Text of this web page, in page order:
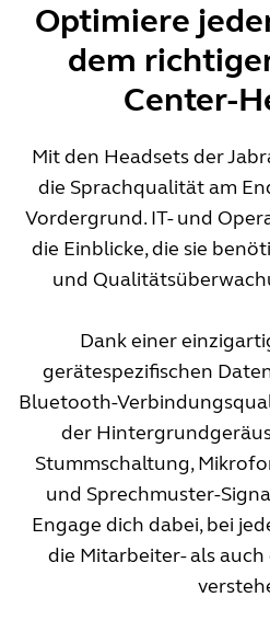
Optimiere
dem
Center-
Mit den Headsets der
die Sprachqualität am
Vordergrund. IT- und
die Einblicke, die sie
und
Dank einer
gerätespezifischen
Bluetooth-
der
Stummschaltung,
und Sprechmuster-
Engage dich dabei, bei
die Mitarbeiter- als